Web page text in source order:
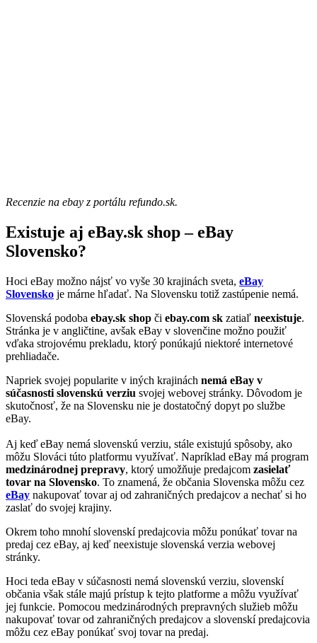
Recenzie na ebay z portálu refundo.sk.
Existuje aj eBay.sk shop – eBay
Slovensko?
Hoci eBay možno nájsť vo vyše 30 krajinách sveta, eBay
Slovensko je márne hľadať. Na Slovensku totiž zastúpenie nemá.
Slovenská podoba ebay.sk shop či ebay.com sk zatiaľ neexistuje.
Stránka je v angličtine, avšak eBay v slovenčine možno použiť
vďaka strojovému prekladu, ktorý ponúkajú niektoré internetové
prehliadače.
Napriek svojej popularite v iných krajinách nemá eBay v
súčasnosti slovenskú verziu svojej webovej stránky. Dôvodom je
skutočnosť, že na Slovensku nie je dostatočný dopyt po službe
eBay.
Aj keď eBay nemá slovenskú verziu, stále existujú spôsoby, ako
môžu Slováci túto platformu využívať. Napríklad eBay má program
medzinárodnej prepravy, ktorý umožňuje predajcom zasielať
tovar na Slovensko. To znamená, že občania Slovenska môžu cez
eBay nakupovať tovar aj od zahraničných predajcov a nechať si ho
zaslať do svojej krajiny.
Okrem toho mnohí slovenskí predajcovia môžu ponúkať tovar na
predaj cez eBay, aj keď neexistuje slovenská verzia webovej
stránky.
Hoci teda eBay v súčasnosti nemá slovenskú verziu, slovenskí
občania však stále majú prístup k tejto platforme a môžu využívať
jej funkcie. Pomocou medzinárodných prepravných služieb môžu
nakupovať tovar od zahraničných predajcov a slovenskí predajcovia
môžu cez eBay ponúkať svoj tovar na predaj.